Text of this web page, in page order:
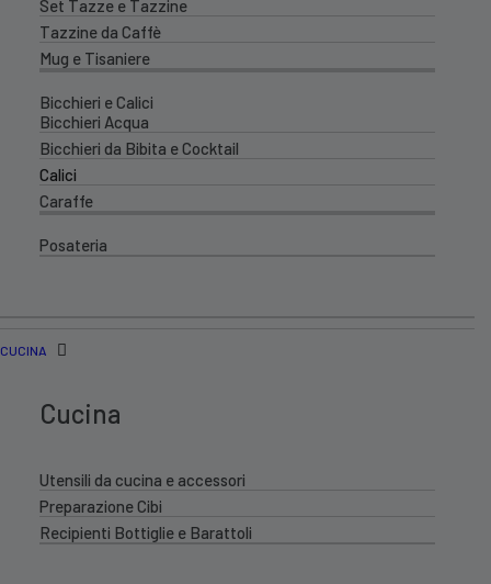
Set Tazze e Tazzine
Tazzine da Caffè
Mug e Tisaniere
Bicchieri e Calici
Bicchieri Acqua
Bicchieri da Bibita e Cocktail
Calici
Caraffe
Posateria
CUCINA
Cucina
Utensili da cucina e accessori
Preparazione Cibi
Recipienti Bottiglie e Barattoli